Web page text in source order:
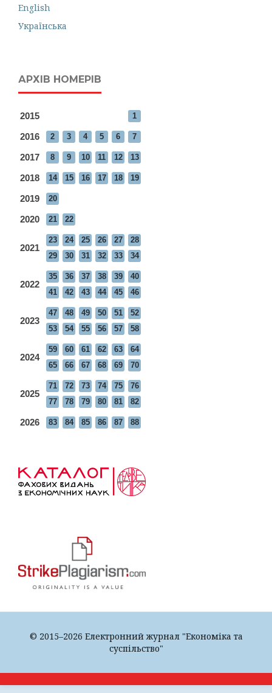
English
Українська
АРХІВ НОМЕРІВ
2015 1
2016 2 3 4 5 6 7
2017 8 9 10 11 12 13
2018 14 15 16 17 18 19
2019 20
2020 21 22
2021
23 24 25 26 27
28
29
30 31 32 33 34
2022
35 36 37 38 39
40
41
42 43 44 45 46
2023
47 48 49 50 51
52
53
54 55 56 57 58
2024
59 60 61 62 63
64
65
66 67 68 69 70
2025
71 72 73 74 75
76
77
78 79 80 81 82
2026 83 84 85 86 87 88
© 2015–2026 Електронний журнал "Економіка та
суспільство"